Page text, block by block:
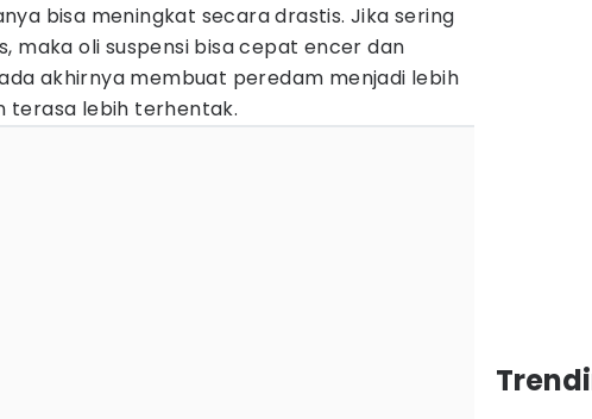
bisa meningkat secara drastis. Jika sering
maka oli suspensi bisa cepat encer dan
akhirnya membuat peredam menjadi lebih
terasa lebih terhentak.